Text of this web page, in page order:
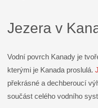
Jezera v
Vodní povrch Kanady je
kterými je Kanada proslulá.
překrásné a dechberoucí
součást celého vodního